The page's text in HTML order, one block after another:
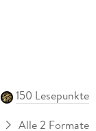
150 Lesepunkte
Alle 2 Formate